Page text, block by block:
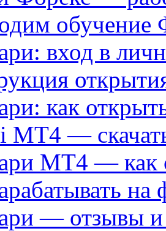
обучение
вход в
как
MT4 —
MT4 — как
— отзывы и